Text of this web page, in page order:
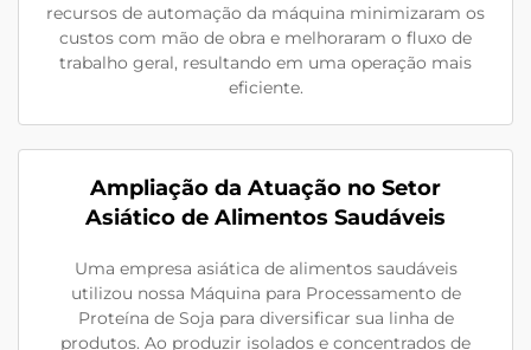
recursos de automação da máquina minimizaram os
custos com mão de obra e melhoraram o fluxo de
trabalho geral, resultando em uma operação mais
eficiente.
Ampliação da Atuação no Setor
Asiático de Alimentos Saudáveis
Uma empresa asiática de alimentos saudáveis
utilizou nossa Máquina para Processamento de
Proteína de Soja para diversificar sua linha de
produtos. Ao produzir isolados e concentrados de